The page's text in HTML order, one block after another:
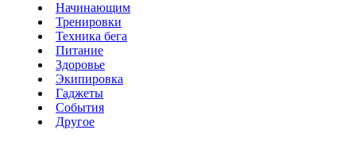
Начинающим
Тренировки
Техника бега
Питание
Здоровье
Экипировка
Гаджеты
События
Другое